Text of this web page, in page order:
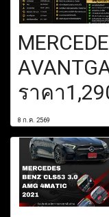
ราคา
8 ก.ค. 2569